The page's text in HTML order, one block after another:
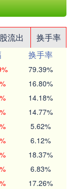
流出
换手率
换手率
79.39%
16.80%
14.18%
14.77%
5.62%
6.12%
18.37%
6.83%
17.26%